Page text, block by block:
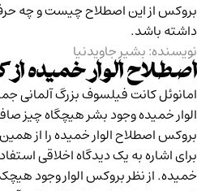
بروکس از این اصطلاح چیست و چه
داشته باشد.
نویسنده: بشیر جاویدنیا
اصطلاح الوار خمیده
امانوئل کانت فیلسوف بزرگ آلمانی
الوار خمیده وجود بشر هیچگاه چیز
بروکس اصطلاح الوار خمیده را از
برای اشاره به یک دیدگاه اخلاقی
خمیده. از نظر بروکس الوار وجود